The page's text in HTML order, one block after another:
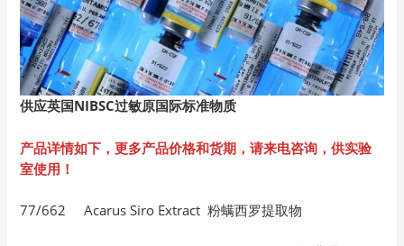
供应英国NIBSC过敏原国际标准物质
产品详情如下，更多产品价格和货期，请来电咨询，供实验
室使用！
77/662 Acarus Siro Extract 粉螨西罗提取物